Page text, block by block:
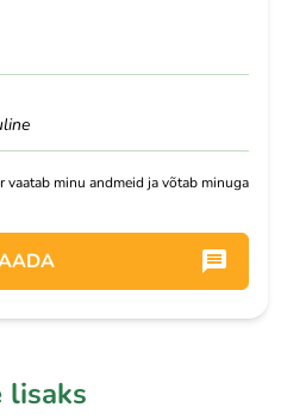
vaatab minu andmeid ja võtab minuga
lisaks